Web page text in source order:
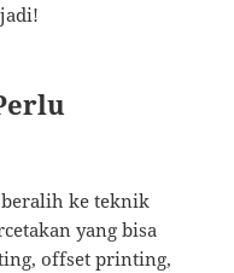
beralih ke teknik
yang bisa
offset printing,